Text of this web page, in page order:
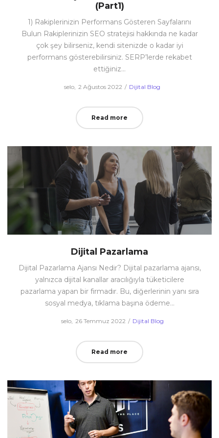
(Part1)
1) Rakiplerinizin Performans Gösteren Sayfalarını
Bulun Rakiplerinizin SEO stratejisi hakkında ne kadar
çok şey bilirseniz, kendi sitenizde o kadar iyi
performans gösterebilirsiniz. SERP’lerde rekabet
ettiğiniz…
byselo Posted
2 Ağustos 2022
Posted
Dijital Blog
Read more
Dijital Pazarlama
Dijital Pazarlama Ajansı Nedir? Dijital pazarlama ajansı,
yalnızca dijital kanallar aracılığıyla tüketicilere
pazarlama yapan bir firmadır. Bu, diğerlerinin yanı sıra
sosyal medya, tıklama başına ödeme…
byselo Posted
26 Temmuz 2022
Posted
Dijital Blog
Read more